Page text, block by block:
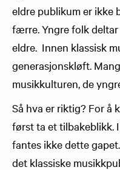
eldre publikum er ikke
færre. Yngre folk deltar
eldre. Innen klassisk
generasjonskløft.
musikkulturen, de
Så hva er riktig? For å
først ta et tilbakeblikk.
fantes ikke dette
det klassiske